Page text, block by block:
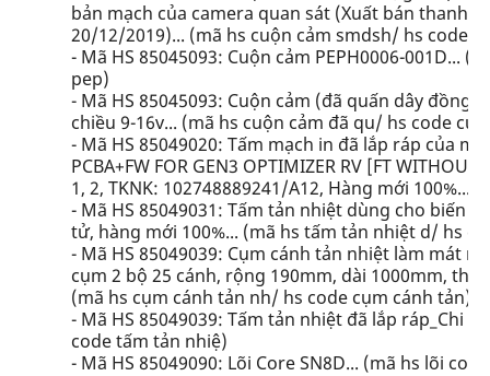
bản mạch của camera quan sát (Xuất bán thanh
20/12/2019)... (mã hs cuộn cảm smdsh/ hs code
- Mã HS 85045093: Cuộn cảm PEPH0006-001D...
pep)
- Mã HS 85045093: Cuộn cảm (đã quấn dây
chiều 9-16v... (mã hs cuộn cảm đã qu/ hs code
- Mã HS 85049020: Tấm mạch in đã lắp ráp của
PCBA+FW FOR GEN3 OPTIMIZER RV [FT
1, 2, TKNK: 102748889241/A12, Hàng mới
- Mã HS 85049031: Tấm tản nhiệt dùng cho biến
tử, hàng mới 100%... (mã hs tấm tản nhiệt d/ hs
- Mã HS 85049039: Cụm cánh tản nhiệt làm mát
cụm 2 bộ 25 cánh, rộng 190mm, dài 1000mm,
(mã hs cụm cánh tản nh/ hs code cụm cánh tản)
- Mã HS 85049039: Tấm tản nhiệt đã lắp ráp_Chi
code tấm tản nhiệ)
- Mã HS 85049090: Lõi Core SN8D... (mã hs lõi